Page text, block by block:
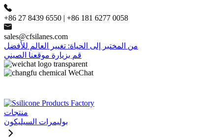
+86 27 8439 6550 | +86 181 6277 0058
sales@cfsilanes.com
من المختبر إلى الحياة: تغيير العالم للأفضل
قم بزيارة موقعنا الصيني
منتجات
بوليمرات السيليكون